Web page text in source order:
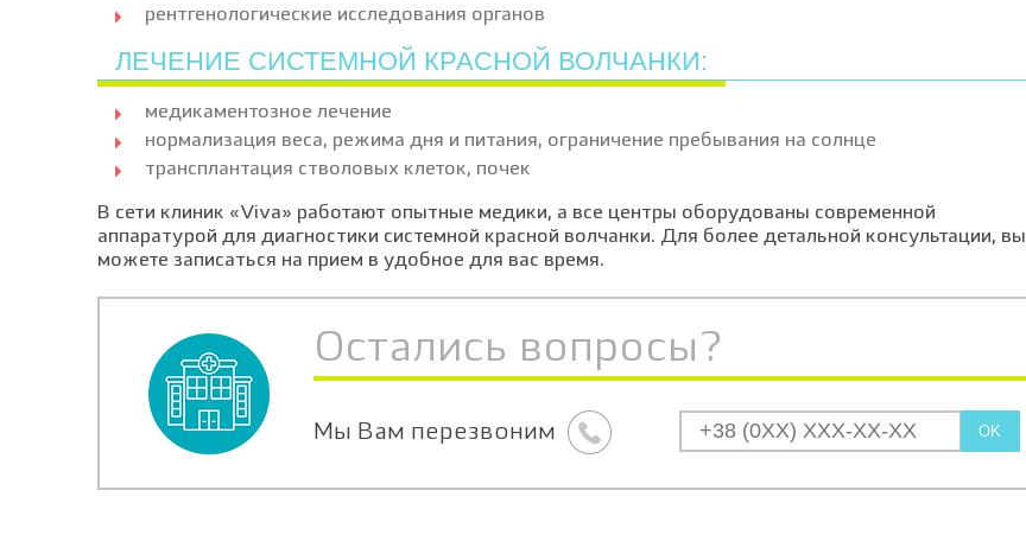
рентгенологические исследования органов
ЛЕЧЕНИЕ СИСТЕМНОЙ КРАСНОЙ ВОЛЧАНКИ:
медикаментозное лечение
нормализация веса, режима дня и питания, ограничение пребывания на солнце
трансплантация стволовых клеток, почек
В сети клиник «Viva» работают опытные медики, а все центры оборудованы современной
аппаратурой для диагностики системной красной волчанки. Для более детальной консультации, вы
можете записаться на прием в удобное для вас время.
Остались вопросы?
Мы Вам перезвоним OK